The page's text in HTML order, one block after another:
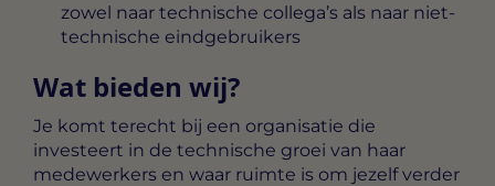
zowel naar technische collega’s als naar niet-
technische eindgebruikers
Wat bieden wij?
Je komt terecht bij een organisatie die
investeert in de technische groei van haar
medewerkers en waar ruimte is om jezelf verder